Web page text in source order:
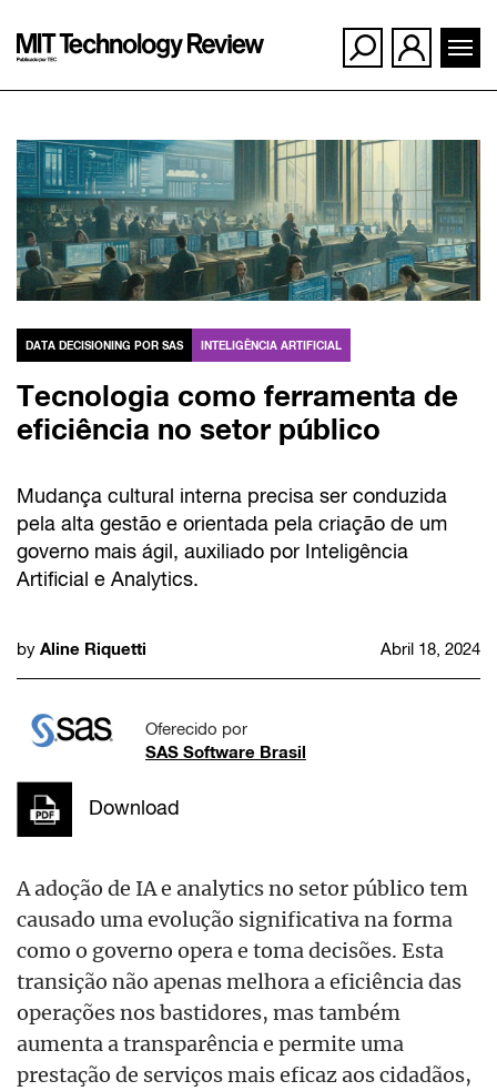
para
conteúdo
DATA DECISIONING POR SAS INTELIGÊNCIA ARTIFICIAL
Tecnologia como ferramenta de
eficiência no setor público
Mudança cultural interna precisa ser conduzida
pela alta gestão e orientada pela criação de um
governo mais ágil, auxiliado por Inteligência
Artificial e Analytics.
by Aline Riquetti Abril 18, 2024
Oferecido por
SAS Software Brasil
Download
A adoção de IA e analytics no setor público tem
causado uma evolução significativa na forma
como o governo opera e toma decisões. Esta
transição não apenas melhora a eficiência das
operações nos bastidores, mas também
aumenta a transparência e permite uma
prestação de serviços mais eficaz aos cidadãos,